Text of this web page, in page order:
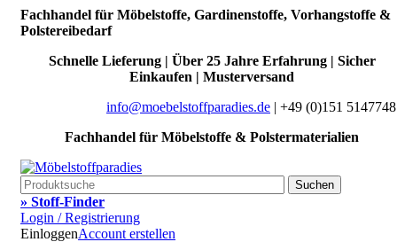
Fachhandel für Möbelstoffe, Gardinenstoffe, Vorhangstoffe &
Polstereibedarf
Schnelle Lieferung | Über 25 Jahre Erfahrung | Sicher
Einkaufen | Musterversand
info@moebelstoffparadies.de | +49 (0)151
Fachhandel für Möbelstoffe & Polstermaterialien
Suchen
» Stoff-Finder
Login / Registrierung
EinloggenAccount erstellen